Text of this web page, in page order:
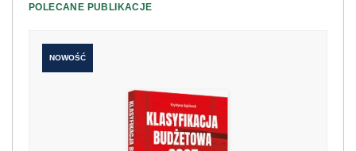
POLECANE PUBLIKACJE
NOWOŚĆ